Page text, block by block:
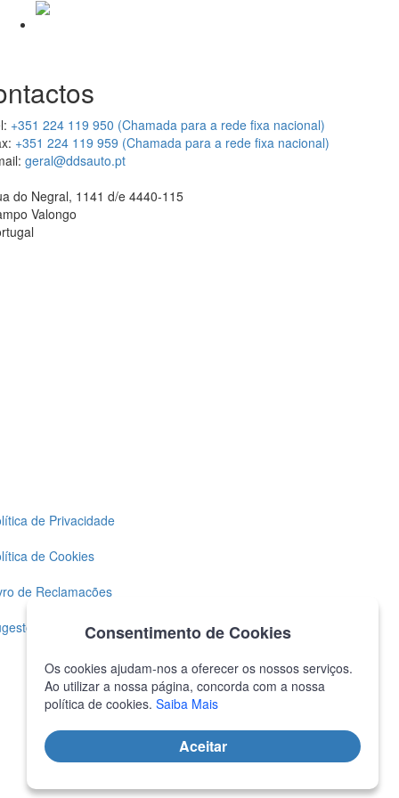
+351 224 119 950 (Chamada para a rede fixa nacional)
+351 224 119 959 (Chamada para a rede fixa nacional)
geral@ddsauto.pt
do Negral, 1141 d/e 4440-115
Valongo
de Privacidade
de Cookies
de Reclamações
@DDS 2026 todos os direitos reservados
Powered with❤ by Goweb Agency
Consentimento de Cookies
Os cookies ajudam-nos a oferecer os nossos serviços.
Ao utilizar a nossa página, concorda com a nossa
política de cookies. Saiba Mais
Aceitar